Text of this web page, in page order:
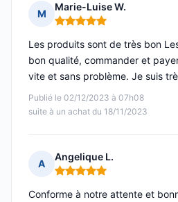
M
Marie-Luise W.
Note : 5 sur 5
Publié le 02/12/2023 à 07h08
suite à un achat du 18/11/2023
Les produits sont de très bon
bon qualité, commander et
vite et sans problème. Je suis
A
Angelique L.
Note : 5 sur 5
Conforme à notre attente et